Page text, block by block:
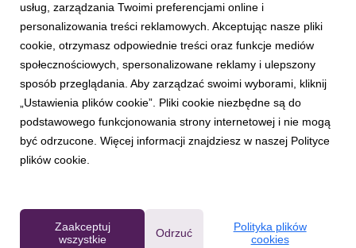
AKTUALNOŚCI
Przedstawiamy Razer Freyja: pierwszą na
świecie matę haptyczną od Razer
28 września 2024
Podczas dzisiejszego wydarzenia: RazerCon 2024, firma
Razer z dumą zaprezentowała Razer Freyja: pierwszą na
świecie matę HD Haptics Gaming Cushion. To pionierskie
usług, zarządzania Twoimi preferencjami online i
personalizowania treści reklamowych. Akceptując nasze pliki
cookie, otrzymasz odpowiednie treści oraz funkcje mediów
społecznościowych, spersonalizowane reklamy i ulepszony
sposób przeglądania. Aby zarządzać swoimi wyborami, kliknij
„Ustawienia plików cookie”. Pliki cookie niezbędne są do
podstawowego funkcjonowania strony internetowej i nie mogą
być odrzucone. Więcej informacji znajdziesz w naszej Polityce
plików cookie.
Zaakceptuj
wszystkie
Odrzuć
Polityka plików
cookies